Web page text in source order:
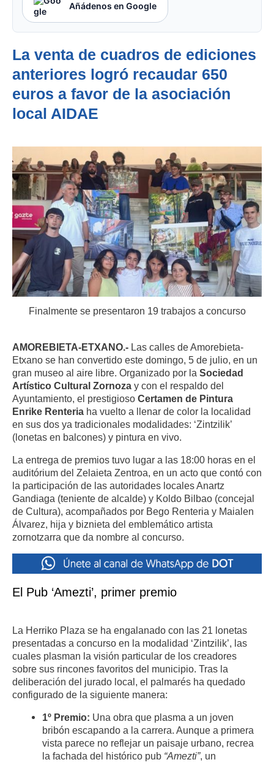
Añádenos en Google
La venta de cuadros de ediciones
anteriores logró recaudar 650
euros a favor de la asociación
local AIDAE
Finalmente se presentaron 19 trabajos a concurso
AMOREBIETA-ETXANO.- Las calles de Amorebieta-
Etxano se han convertido este domingo, 5 de julio, en un
gran museo al aire libre. Organizado por la Sociedad
Artístico Cultural Zornoza y con el respaldo del
Ayuntamiento, el prestigioso Certamen de Pintura
Enrike Renteria ha vuelto a llenar de color la localidad
en sus dos ya tradicionales modalidades: ‘Zintzilik’
(lonetas en balcones) y pintura en vivo.
La entrega de premios tuvo lugar a las 18:00 horas en el
auditórium del Zelaieta Zentroa, en un acto que contó con
la participación de las autoridades locales Anartz
Gandiaga (teniente de alcalde) y Koldo Bilbao (concejal
de Cultura), acompañados por Bego Renteria y Maialen
Álvarez, hija y biznieta del emblemático artista
zornotzarra que da nombre al concurso.
El Pub ‘Amezti’, primer premio
La Herriko Plaza se ha engalanado con las 21 lonetas
presentadas a concurso en la modalidad ‘Zintzilik’, las
cuales plasman la visión particular de los creadores
sobre sus rincones favoritos del municipio. Tras la
deliberación del jurado local, el palmarés ha quedado
configurado de la siguiente manera:
1º Premio: Una obra que plasma a un joven
bribón escapando a la carrera. Aunque a primera
vista parece no reflejar un paisaje urbano, recrea
la fachada del histórico pub “Amezti”, un